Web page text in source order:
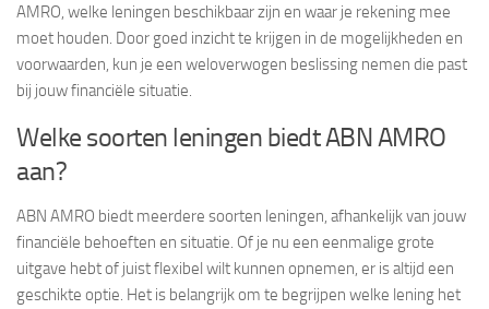
AMRO, welke leningen beschikbaar zijn en waar je rekening mee
moet houden. Door goed inzicht te krijgen in de mogelijkheden en
voorwaarden, kun je een weloverwogen beslissing nemen die past
bij jouw financiële situatie.
Welke soorten leningen biedt ABN AMRO
aan?
ABN AMRO biedt meerdere soorten leningen, afhankelijk van jouw
financiële behoeften en situatie. Of je nu een eenmalige grote
uitgave hebt of juist flexibel wilt kunnen opnemen, er is altijd een
geschikte optie. Het is belangrijk om te begrijpen welke lening het